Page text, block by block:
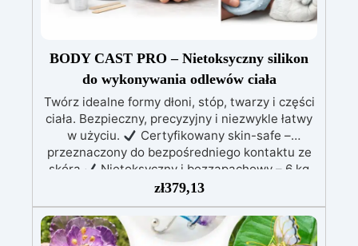
BODY CAST PRO – Nietoksyczny silikon
do wykonywania odlewów ciała
Twórz idealne formy dłoni, stóp, twarzy i części
ciała. Bezpieczny, precyzyjny i niezwykle łatwy
w użyciu.
Certyfikowany skin-safe –
przeznaczony do bezpośredniego kontaktu ze
skórą
Nietoksyczny i bezzapachowy – 6 kg
wystarcza na całe ciało
Wiąże w 20 minut –
idealny do dłoni, stóp i twarzy
Bardzo
wysoka szczegółowość – odwzorowuje każdy
detal skóry
Łatwe mieszanie 1:1 (A+B) –
zł379,13